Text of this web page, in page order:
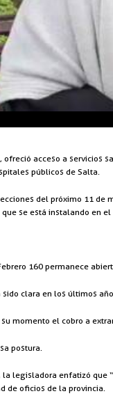
acceso a servicios
públicos de Salta.
del próximo 11
se está instalando en
160 permanece
clara en los últimos
momento el cobro a
postura.
legisladora enfatizó
de oficios de la provincia.